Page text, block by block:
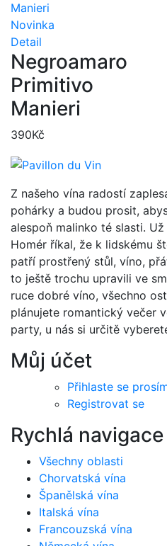
Novinka
Detail
Negroamaro
Primitivo
Manieri
390Kč
Z našeho vína radostí
pohárky a budou prosit,
alespoň malinko té slasti.
Homér říkal, že k lidskému
patří prostřený stůl, víno,
to ještě trochu upravili ve
ruce dobré víno, všechno
plánujete romantický večer
party, u nás si určitě
Můj účet
Přihlaste se
Registrovat se
Rychlá navigace
Všechny oblasti
Chorvatská vína
Španělská vína
Italská vína
Francouzská vína